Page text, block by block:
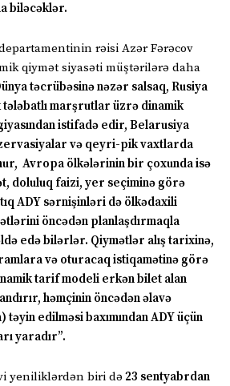
biləcəklər.
rəisi Azər Fərəcov
qiymət siyasəti müştərilərə daha
təcrübəsinə nəzər salsaq, Rusiya
tələbatlı marşrutlar üzrə dinamik
istifadə edir, Belarusiya
və qeyri-pik vaxtlarda
Avropa ölkələrinin bir çoxunda isə
doluluq faizi, yer seçiminə görə
ADY sərnişinləri də ölkədaxili
öncədən planlaşdırmaqla
edə bilərlər. Qiymətlər alış tarixinə,
və oturacaq istiqamətinə görə
tarif modeli erkən bilet alan
həmçinin öncədən əlavə
edilməsi baxımından ADY üçün
yaradır”.
yeniliklərdən biri də 23 sentyabrdan